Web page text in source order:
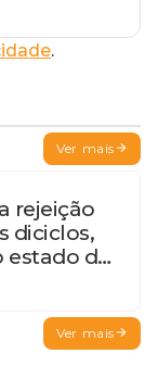
.
Ver mais
rejeição
diciclos,
estado de
Ver mais